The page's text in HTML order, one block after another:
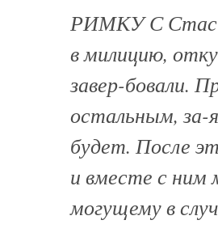
РИМКУ С
в милицию,
завер-бовали.
остальным, за-
будет. После
и вместе с ним
могущему в